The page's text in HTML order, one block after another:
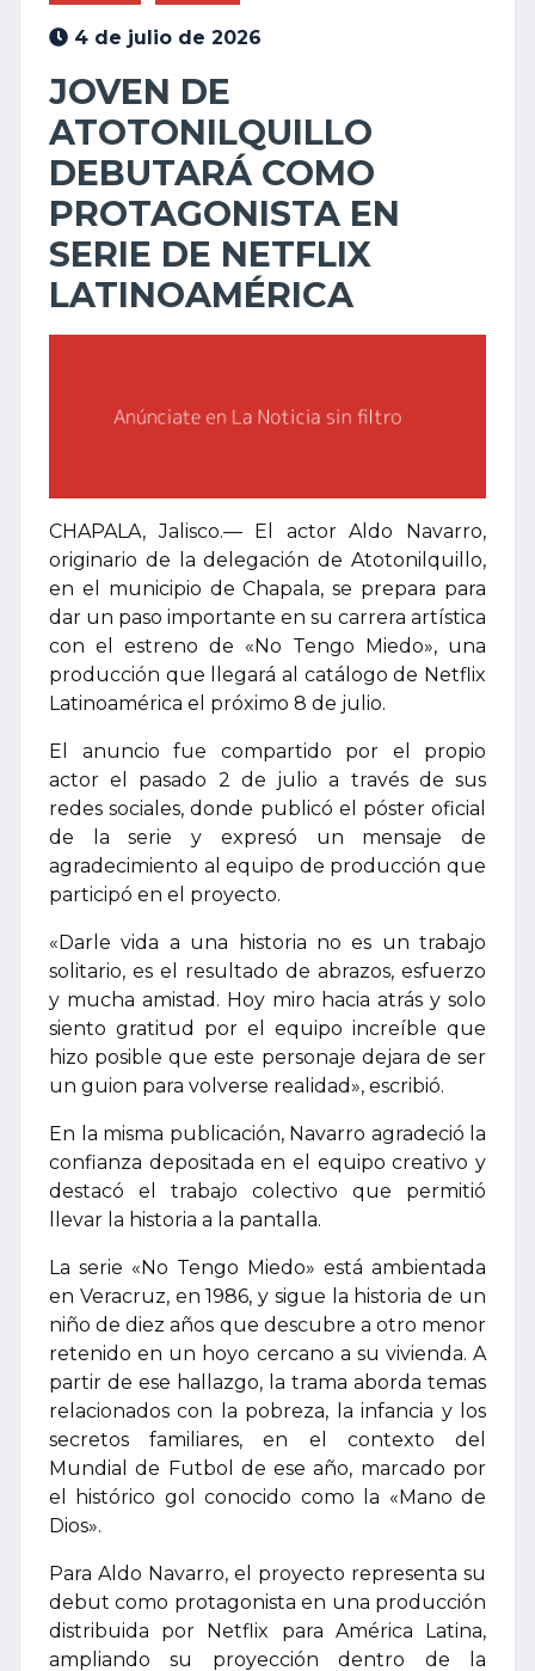
4 de julio de 2026
JOVEN DE
ATOTONILQUILLO
DEBUTARÁ COMO
PROTAGONISTA EN
SERIE DE NETFLIX
LATINOAMÉRICA
CHAPALA, Jalisco.— El actor Aldo Navarro,
originario de la delegación de Atotonilquillo,
en el municipio de Chapala, se prepara para
dar un paso importante en su carrera artística
con el estreno de «No Tengo Miedo», una
producción que llegará al catálogo de Netflix
Latinoamérica el próximo 8 de julio.
El anuncio fue compartido por el propio
actor el pasado 2 de julio a través de sus
redes sociales, donde publicó el póster oficial
de la serie y expresó un mensaje de
agradecimiento al equipo de producción que
participó en el proyecto.
«Darle vida a una historia no es un trabajo
solitario, es el resultado de abrazos, esfuerzo
y mucha amistad. Hoy miro hacia atrás y solo
siento gratitud por el equipo increíble que
hizo posible que este personaje dejara de ser
un guion para volverse realidad», escribió.
En la misma publicación, Navarro agradeció la
confianza depositada en el equipo creativo y
destacó el trabajo colectivo que permitió
llevar la historia a la pantalla.
La serie «No Tengo Miedo» está ambientada
en Veracruz, en 1986, y sigue la historia de un
niño de diez años que descubre a otro menor
retenido en un hoyo cercano a su vivienda. A
partir de ese hallazgo, la trama aborda temas
relacionados con la pobreza, la infancia y los
secretos familiares, en el contexto del
Mundial de Futbol de ese año, marcado por
el histórico gol conocido como la «Mano de
Dios».
Para Aldo Navarro, el proyecto representa su
debut como protagonista en una producción
distribuida por Netflix para América Latina,
ampliando su proyección dentro de la